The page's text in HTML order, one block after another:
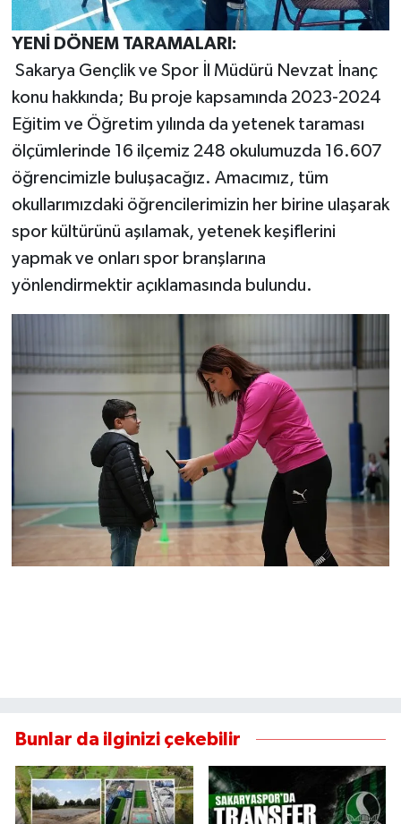
YENİ DÖNEM TARAMALARI:
Sakarya Gençlik ve Spor İl Müdürü Nevzat İnanç
konu hakkında; Bu proje kapsamında 2023-2024
Eğitim ve Öğretim yılında da yetenek taraması
ölçümlerinde 16 ilçemiz 248 okulumuzda 16.607
öğrencimizle buluşacağız. Amacımız, tüm
okullarımızdaki öğrencilerimizin her birine ulaşarak
spor kültürünü aşılamak, yetenek keşiflerini
yapmak ve onları spor branşlarına
yönlendirmektir açıklamasında bulundu.
Bunlar da ilginizi çekebilir